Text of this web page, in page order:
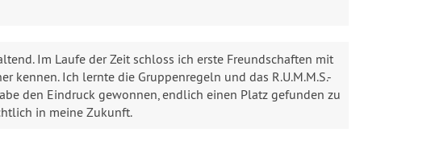
Im Laufe der Zeit schloss ich erste Freundschaften mit
Ich lernte die Gruppenregeln und das R.U.M.M.S.-
den Eindruck gewonnen, endlich einen Platz gefunden zu
in meine Zukunft.